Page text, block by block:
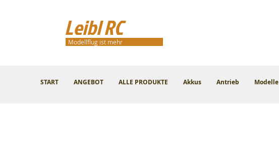
Leibl RC
START ANGEBOT ALLE PRODUKTE Akkus Antrieb Modelle
Modellflug ist mehr